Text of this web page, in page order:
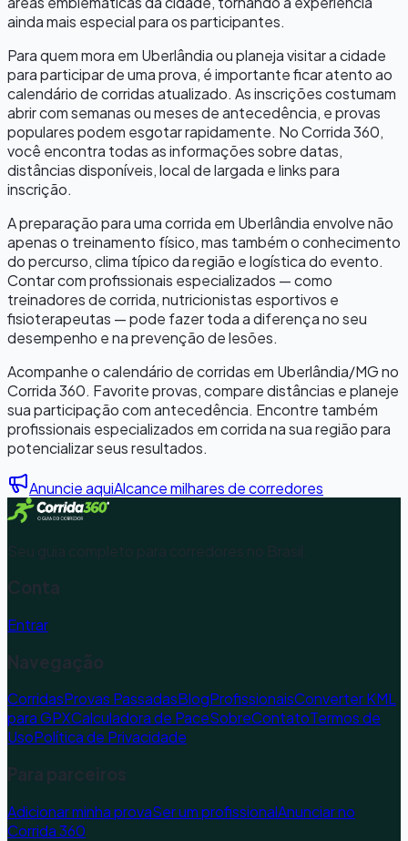
ainda mais especial para os participantes.
Para quem mora em Uberlândiaou planeja visitar a cidade
para participar de uma prova, é importante ficar atento ao
calendário de corridas atualizado. As inscrições costumam
abrir com semanas ou meses de antecedência, e provas
populares podem esgotar rapidamente. No Corrida 360,
você encontra todas as informações sobre datas,
distâncias disponíveis, local de largada e links para
inscrição.
A preparação para uma corrida em Uberlândia envolve não
apenas o treinamento físico, mas também o conhecimento
do percurso, clima típico da região e logística do evento.
Contar com profissionais especializados — como
treinadores de corrida, nutricionistas esportivos e
fisioterapeutas — pode fazer toda a diferença no seu
desempenho e na prevenção de lesões.
Acompanhe o calendário de corridas em Uberlândia/MGno
Corrida 360. Favorite provas, compare distâncias e planeje
sua participação com antecedência. Encontre também
profissionais especializados em corrida na sua região para
potencializar seus resultados.
Anuncie aquiAlcance milhares de corredores
Seu guia completo para corredores no Brasil.
Conta
Entrar
Navegação
CorridasProvas PassadasBlogProfissionaisConverter KML
para GPXCalculadora de PaceSobreContatoTermos de
UsoPolítica de Privacidade
Para parceiros
Adicionar minha provaSer um profissionalAnunciar no
Corrida 360